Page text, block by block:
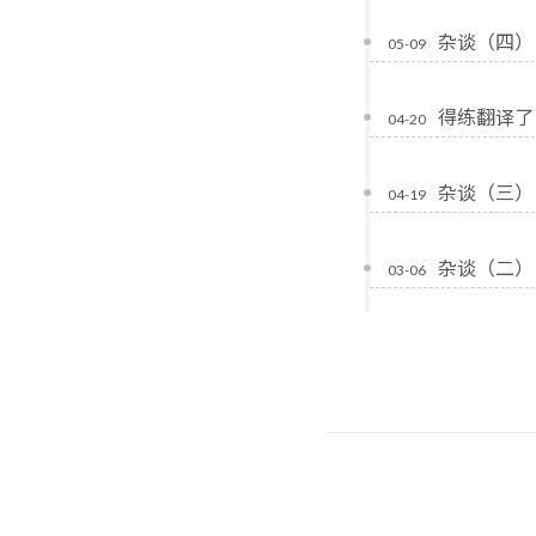
05-09 杂谈（四）
04-20 得练翻译了
04-19 杂谈（三）
03-06 杂谈（二）